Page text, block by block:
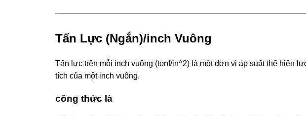
Tấn Lực (Ngắn)/inch Vuông
Tấn lực trên mỗi inch vuông (tonf/in^2) là một đơn vị áp suất thể hiện
tích của một inch vuông.
công thức là